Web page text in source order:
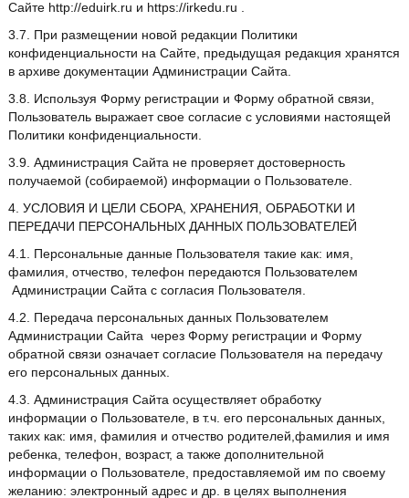
Сайте http://eduirk.ru и https://irkedu.ru .
3.7. При размещении новой редакции Политики
конфиденциальности на Сайте, предыдущая редакция хранятся
в архиве документации Администрации Сайта.
3.8. Используя Форму регистрации и Форму обратной связи,
Пользователь выражает свое согласие с условиями настоящей
Политики конфиденциальности.
3.9. Администрация Сайта не проверяет достоверность
получаемой (собираемой) информации о Пользователе.
4. УСЛОВИЯ И ЦЕЛИ СБОРА, ХРАНЕНИЯ, ОБРАБОТКИ И
ПЕРЕДАЧИ ПЕРСОНАЛЬНЫХ ДАННЫХ ПОЛЬЗОВАТЕЛЕЙ
4.1. Персональные данные Пользователя такие как: имя,
фамилия, отчество, телефон передаются Пользователем
Администрации Сайта с согласия Пользователя.
4.2. Передача персональных данных Пользователем
Администрации Сайта через Форму регистрации и Форму
обратной связи означает согласие Пользователя на передачу
его персональных данных.
4.3. Администрация Сайта осуществляет обработку
информации о Пользователе, в т.ч. его персональных данных,
таких как: имя, фамилия и отчество родителей,фамилия и имя
ребенка, телефон, возраст, а также дополнительной
информации о Пользователе, предоставляемой им по своему
желанию: электронный адрес и др. в целях выполнения